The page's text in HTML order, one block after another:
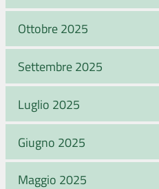
Ottobre 2025
Settembre 2025
Luglio 2025
Giugno 2025
Maggio 2025